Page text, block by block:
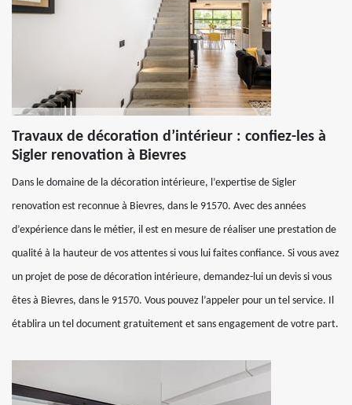
Travaux de décoration d’intérieur : confiez-les à
Sigler renovation à Bievres
Dans le domaine de la décoration intérieure, l’expertise de Sigler
renovation est reconnue à Bievres, dans le 91570. Avec des années
d’expérience dans le métier, il est en mesure de réaliser une prestation de
qualité à la hauteur de vos attentes si vous lui faites confiance. Si vous avez
un projet de pose de décoration intérieure, demandez-lui un devis si vous
êtes à Bievres, dans le 91570. Vous pouvez l’appeler pour un tel service. Il
établira un tel document gratuitement et sans engagement de votre part.